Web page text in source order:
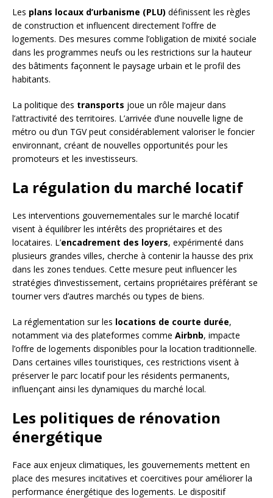
Les plans locaux d’urbanisme (PLU) définissent les règles
de construction et influencent directement l’offre de
logements. Des mesures comme l’obligation de mixité sociale
dans les programmes neufs ou les restrictions sur la hauteur
des bâtiments façonnent le paysage urbain et le profil des
habitants.
La politique des transports joue un rôle majeur dans
l’attractivité des territoires. L’arrivée d’une nouvelle ligne de
métro ou d’un TGV peut considérablement valoriser le foncier
environnant, créant de nouvelles opportunités pour les
promoteurs et les investisseurs.
La régulation du marché locatif
Les interventions gouvernementales sur le marché locatif
visent à équilibrer les intérêts des propriétaires et des
locataires. L’encadrement des loyers, expérimenté dans
plusieurs grandes villes, cherche à contenir la hausse des prix
dans les zones tendues. Cette mesure peut influencer les
stratégies d’investissement, certains propriétaires préférant se
tourner vers d’autres marchés ou types de biens.
La réglementation sur les locations de courte durée,
notamment via des plateformes comme Airbnb, impacte
l’offre de logements disponibles pour la location traditionnelle.
Dans certaines villes touristiques, ces restrictions visent à
préserver le parc locatif pour les résidents permanents,
influençant ainsi les dynamiques du marché local.
Les politiques de rénovation
énergétique
Face aux enjeux climatiques, les gouvernements mettent en
place des mesures incitatives et coercitives pour améliorer la
performance énergétique des logements. Le dispositif